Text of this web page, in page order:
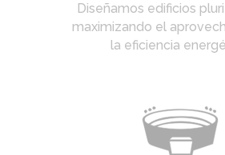
Diseñamos edificios
maximizando el
la eficiencia